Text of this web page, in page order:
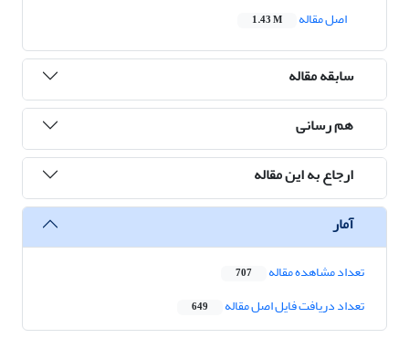
اصل مقاله
1.43 M
سابقه مقاله
هم رسانی
ارجاع به این مقاله
آمار
تعداد مشاهده مقاله 707
تعداد دریافت فایل اصل مقاله 649